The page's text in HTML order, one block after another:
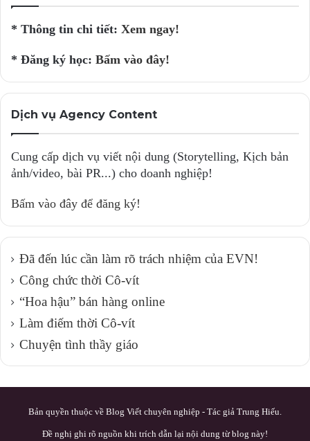
* Thông tin chi tiết: Xem ngay!
* Đăng ký học: Bấm vào đây!
Dịch vụ Agency Content
Cung cấp dịch vụ viết nội dung (Storytelling, Kịch bản
ảnh/video, bài PR...) cho doanh nghiệp!
Bấm vào đây để đăng ký!
Đã đến lúc cần làm rõ trách nhiệm của EVN!
Công chức thời Cô-vít
“Hoa hậu” bán hàng online
Làm điếm thời Cô-vít
Chuyện tình thầy giáo
Bản quyền thuộc về Blog Viết chuyên nghiệp - Tác giả Trung Hiếu.
Đề nghị ghi rõ nguồn khi trích dẫn lại nội dung từ blog này!